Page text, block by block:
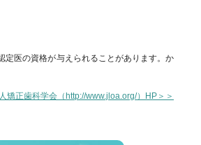
定医の資格が与えられることがあります。か
矯正歯科学会（http://www.jloa.org/）HP＞＞